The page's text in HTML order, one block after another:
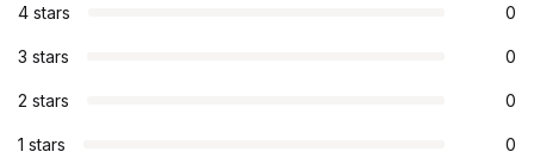
4 stars 0
3 stars 0
2 stars 0
1 stars 0